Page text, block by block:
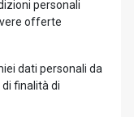
personali
offerte
dati personali da
finalità di